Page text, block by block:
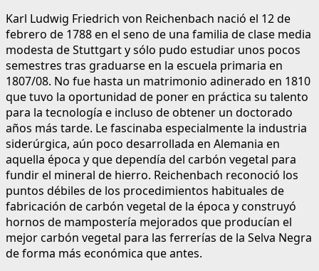
Karl Ludwig Friedrich von Reichenbach nació el 12 de
febrero de 1788 en el seno de una familia de clase media
modesta de Stuttgart y sólo pudo estudiar unos pocos
semestres tras graduarse en la escuela primaria en
1807/08. No fue hasta un matrimonio adinerado en 1810
que tuvo la oportunidad de poner en práctica su talento
para la tecnología e incluso de obtener un doctorado
años más tarde. Le fascinaba especialmente la industria
siderúrgica, aún poco desarrollada en Alemania en
aquella época y que dependía del carbón vegetal para
fundir el mineral de hierro. Reichenbach reconoció los
puntos débiles de los procedimientos habituales de
fabricación de carbón vegetal de la época y construyó
hornos de mampostería mejorados que producían el
mejor carbón vegetal para las ferrerías de la Selva Negra
de forma más económica que antes.